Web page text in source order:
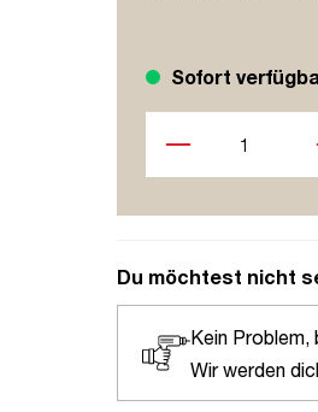
Sofort
Du möchtest nicht
Kein Problem,
Wir werden